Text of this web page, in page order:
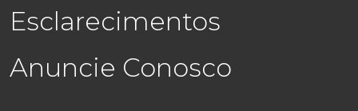
Esclarecimentos
Anuncie Conosco